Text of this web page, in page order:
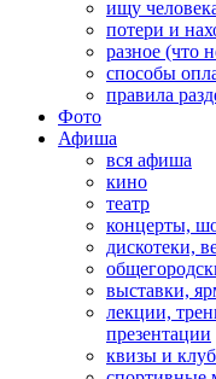
ищу
потери и
разное (что
способы
правила
Фото
Афиша
вся афиша
кино
театр
концерты,
дискотеки,
выставки,
лекции,
презентации
квизы и